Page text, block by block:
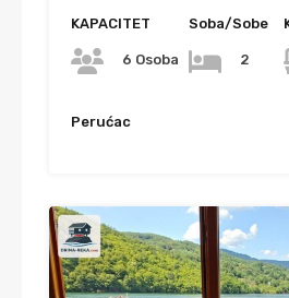
KAPACITET
6 Osoba
Soba/Sobe
2
Perućac